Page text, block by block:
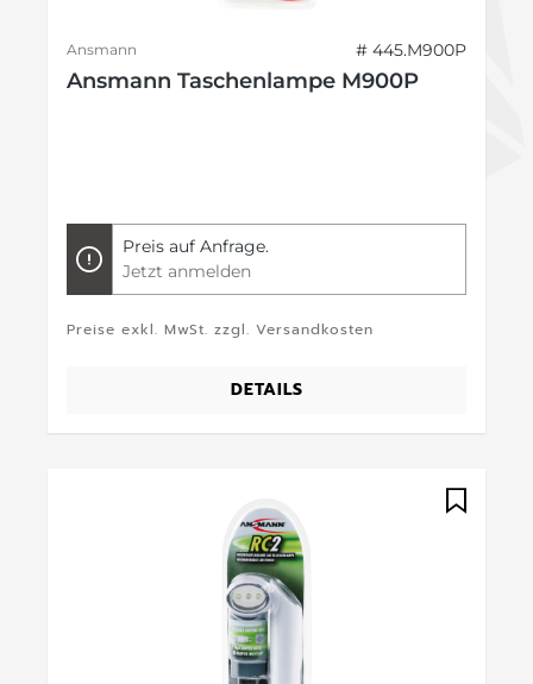
Ansmann # 445.M900P
Ansmann Taschenlampe M900P
Preis auf Anfrage.
Jetzt anmelden
Preise exkl. MwSt. zzgl. Versandkosten
DETAILS